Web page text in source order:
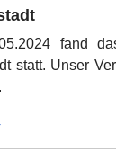
fand
statt. Unser